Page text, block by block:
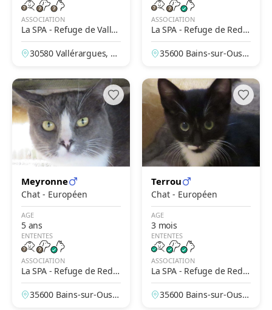
ASSOCIATION
La SPA - Refuge de Valler
argues – Alès
30580 Vallérargues, G
ASSOCIATION
La SPA - Refuge de Redo
n
35600 Bains-sur-Oust,
Meyronne
Chat - Européen
AGE
5 ans
ENTENTES
ASSOCIATION
La SPA - Refuge de Redo
n
35600 Bains-sur-Oust,
Terrou
Chat - Européen
AGE
3 mois
ENTENTES
ASSOCIATION
La SPA - Refuge de Redo
n
35600 Bains-sur-Oust,